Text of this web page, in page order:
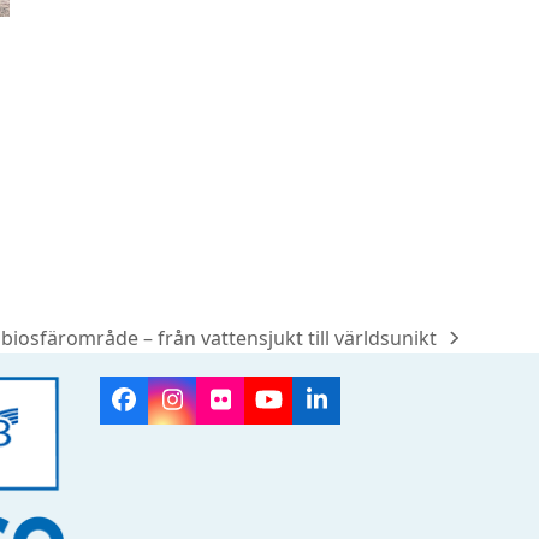
– från vattensjukt till världsunikt
Facebook
Instagram
FlickrYouTubeLinkedIn